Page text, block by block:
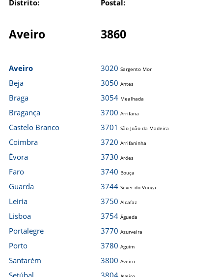
Distrito:
Postal:
Aveiro 3860
Aveiro
Beja
Braga
Bragança
Castelo Branco
Coimbra
Évora
Faro
Guarda
Leiria
Lisboa
Portalegre
Porto
Santarém
Setúbal
3020 Sargento Mor
3050 Antes
3054 Mealhada
3700 Arrifana
3701 São João da Madeira
3720 Arrifaninha
3730 Arões
3740 Bouça
3744 Sever do Vouga
3750 Alcafaz
3754 Águeda
3770 Azurveira
3780 Aguim
3800 Aveiro
3804